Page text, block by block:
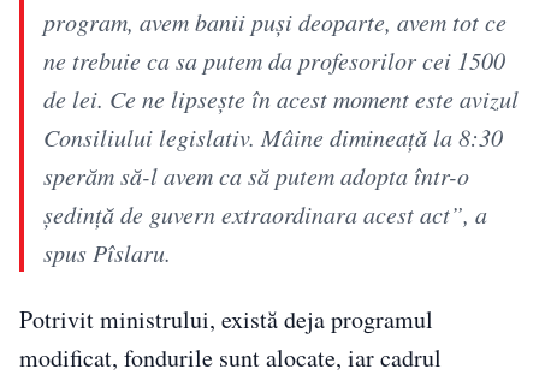
program, avem banii puși deoparte, avem tot ce
ne trebuie ca sa putem da profesorilor cei 1500
de lei. Ce ne lipsește în acest moment este avizul
Consiliului legislativ. Mâine dimineață la 8:30
sperăm să-l avem ca să putem adopta într-o
ședință de guvern extraordinara acest act”, a
spus Pîslaru.
Potrivit ministrului, există deja programul
modificat, fondurile sunt alocate, iar cadrul